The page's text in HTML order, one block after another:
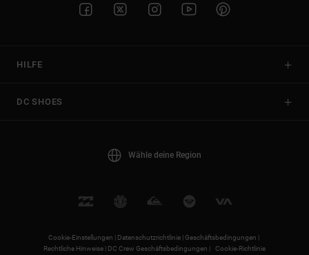
HILFE
DC SHOES
Wähle deine Region
Cookie-Einstellungen | Datenschutzrichtlinie | Geschäftsbedingungen |
Rechtliche Hinweise |
DC Crew Geschäftsbedingungen | Cookie-Richtlinie